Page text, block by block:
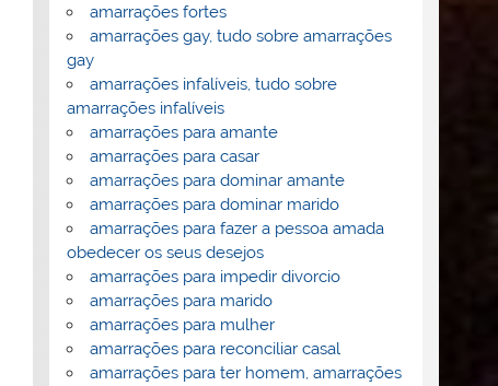
amarrações fortes
amarrações gay, tudo sobre amarrações
gay
amarrações infalíveis, tudo sobre
amarrações infalíveis
amarrações para amante
amarrações para casar
amarrações para dominar amante
amarrações para dominar marido
amarrações para fazer a pessoa amada
obedecer os seus desejos
amarrações para impedir divorcio
amarrações para marido
amarrações para mulher
amarrações para reconciliar casal
amarrações para ter homem, amarrações